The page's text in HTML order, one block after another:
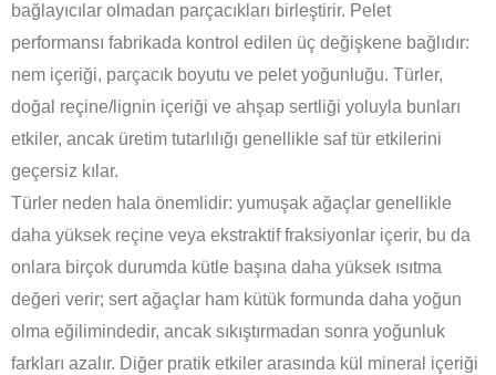
bağlayıcılar olmadan parçacıkları birleştirir. Pelet
performansı fabrikada kontrol edilen üç değişkene bağlıdır:
nem içeriği, parçacık boyutu ve pelet yoğunluğu. Türler,
doğal reçine/lignin içeriği ve ahşap sertliği yoluyla bunları
etkiler, ancak üretim tutarlılığı genellikle saf tür etkilerini
geçersiz kılar.
Türler neden hala önemlidir: yumuşak ağaçlar genellikle
daha yüksek reçine veya ekstraktif fraksiyonlar içerir, bu da
onlara birçok durumda kütle başına daha yüksek ısıtma
değeri verir; sert ağaçlar ham kütük formunda daha yoğun
olma eğilimindedir, ancak sıkıştırmadan sonra yoğunluk
farkları azalır. Diğer pratik etkiler arasında kül mineral içeriği